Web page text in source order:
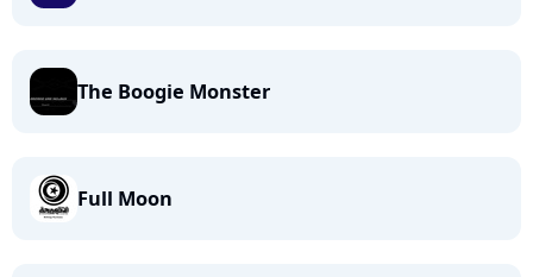
The Boogie Monster
Full Moon